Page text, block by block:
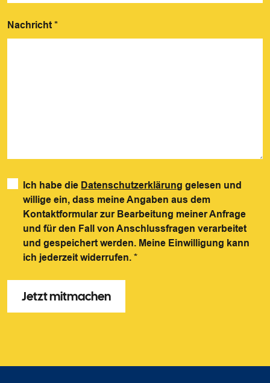
Nachricht *
Ich habe die Datenschutzerklärung gelesen und
willige ein, dass meine Angaben aus dem
Kontaktformular zur Bearbeitung meiner Anfrage
und für den Fall von Anschlussfragen verarbeitet
und gespeichert werden. Meine Einwilligung kann
ich jederzeit widerrufen.*